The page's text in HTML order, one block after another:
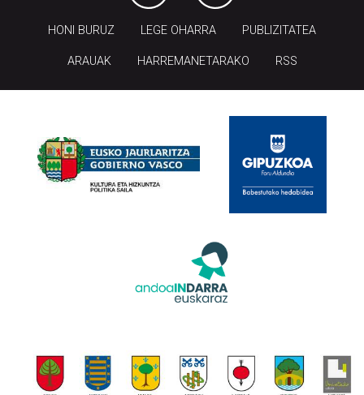
HONI BURUZ LEGE OHARRA PUBLIZITATEA
ARAUAK HARREMANETARAKO RSS